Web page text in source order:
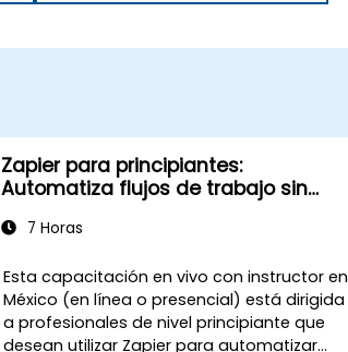
Zapier para principiantes:
Automatiza flujos de trabajo sin
7 Horas
Esta capacitación en vivo con instructor en
México (en línea o presencial) está dirigida
a profesionales de nivel principiante que
desean utilizar Zapier para automatizar